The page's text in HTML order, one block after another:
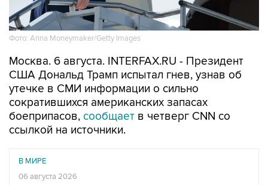
Фото: Anna Moneymaker/Getty Images
Москва. 6 августа. INTERFAX.RU - Президент
США Дональд Трамп испытал гнев, узнав об
утечке в СМИ информации о сильно
сократившихся американских запасах
боеприпасов, сообщает в четверг CNN со
ссылкой на источники.
В МИРЕ
06 августа 2026